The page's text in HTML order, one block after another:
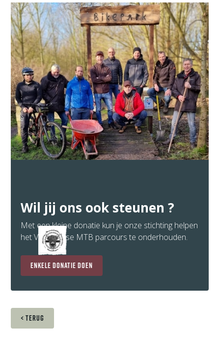
Wil jij ons ook steunen ?
Met een kleine donatie kun je onze stichting helpen
het Vlaardingse MTB parcours te onderhouden.
enkele donatie doen
< terug